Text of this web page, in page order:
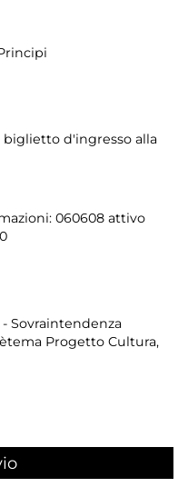
d'ingresso alla
060608 attivo
Sovraintendenza
Progetto Cultura,